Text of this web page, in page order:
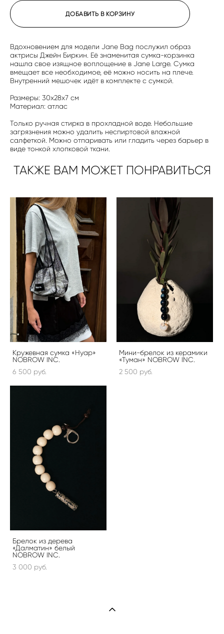
ДОБАВИТЬ В КОРЗИНУ
Вдохновением для модели Jane Bag послужил образ
актрисы Джейн Биркин. Её знаменитая сумка-корзинка
нашла свое изящное воплощение в Jane Large. Сумка
вмещает все необходимое, её можно носить на плече.
Внутренний мешочек идёт в комплекте с сумкой.
Размеры: 30х28х7 cм
Материал: атлас
Только ручная стирка в прохладной воде. Небольшие
загрязнения можно удалить неспиртовой влажной
салфеткой. Можно отпаривать или гладить через барьер в
виде тонкой хлопковой ткани.
ТАКЖЕ ВАМ МОЖЕТ ПОНРАВИТЬСЯ
Кружевная сумка «Нуар»
NOBROW INC.
6 500 pуб.
Мини-брелок из керамики
«Туман» NOBROW INC.
2 500 pуб.
Брелок из дерева
«Далматин» белый
NOBROW INC.
3 000 pуб.